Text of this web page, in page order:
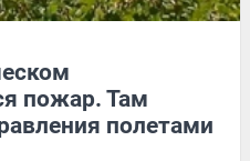
пожар. Там
полетами